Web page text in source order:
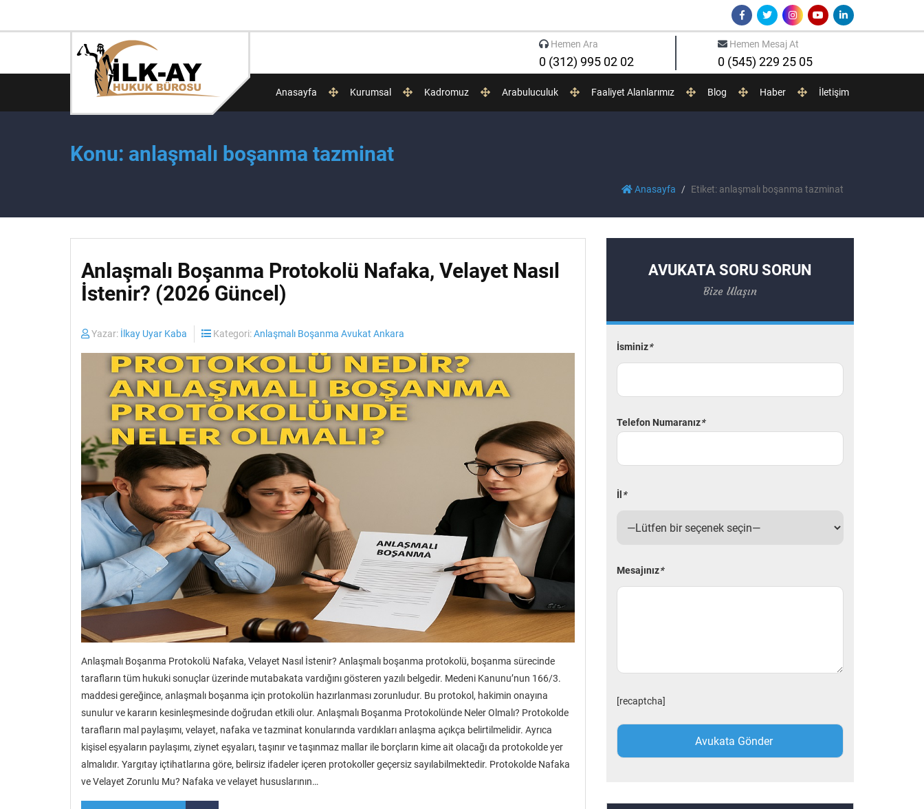
Hemen Ara
0 (312) 995 02 02
Hemen Mesaj At
0 (545) 229 25 05
Anasayfa Kurumsal Kadromuz Arabuluculuk Faaliyet Alanlarımız Blog Haber İletişim
Konu: anlaşmalı boşanma tazminat
Anasayfa Etiket: anlaşmalı boşanma tazminat
Anlaşmalı Boşanma Protokolü Nafaka, Velayet Nasıl
İstenir? (2026 Güncel)
Yazar: İlkay Uyar Kaba Kategori:Anlaşmalı Boşanma Avukat Ankara
Anlaşmalı Boşanma Protokolü Nafaka, Velayet Nasıl İstenir? Anlaşmalı boşanma protokolü, boşanma sürecinde
tarafların tüm hukuki sonuçlar üzerinde mutabakata vardığını gösteren yazılı belgedir. Medeni Kanunu’nun 166/3.
maddesi gereğince, anlaşmalı boşanma için protokolün hazırlanması zorunludur. Bu protokol, hakimin onayına
sunulur ve kararın kesinleşmesinde doğrudan etkili olur. Anlaşmalı Boşanma Protokolünde Neler Olmalı? Protokolde
tarafların mal paylaşımı, velayet, nafaka ve tazminat konularında vardıkları anlaşma açıkça belirtilmelidir. Ayrıca
kişisel eşyaların paylaşımı, ziynet eşyaları, taşınır ve taşınmaz mallar ile borçların kime ait olacağı da protokolde yer
almalıdır. Yargıtay içtihatlarına göre, belirsiz ifadeler içeren protokoller geçersiz sayılabilmektedir. Protokolde Nafaka
ve Velayet Zorunlu Mu? Nafaka ve velayet hususlarının…
AVUKATA SORU SORUN
Bize Ulaşın
İsminiz*
Telefon Numaranız*
İl *
Mesajınız*
[recaptcha]